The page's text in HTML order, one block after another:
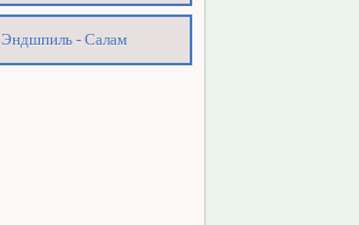
Эндшпиль - Салам